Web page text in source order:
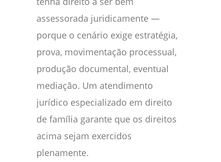
assessorada juridicamente —
porque o cenário exige estratégia,
prova, movimentação processual,
produção documental, eventual
mediação. Um atendimento
jurídico especializado em direito
de família garante que os direitos
acima sejam exercidos
plenamente.